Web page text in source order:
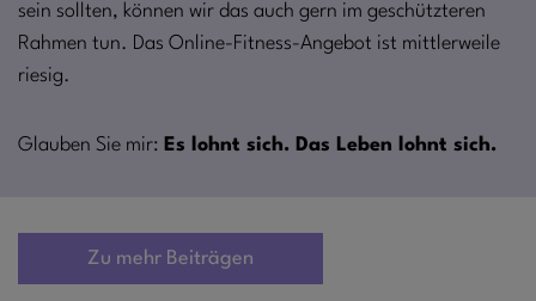
sein sollten, können wir das auch gern im geschützteren
Rahmen tun. Das Online-Fitness-Angebot ist mittlerweile
riesig.
Glauben Sie mir: Es lohnt sich. Das Leben lohnt sich.
Zu mehr Beiträgen